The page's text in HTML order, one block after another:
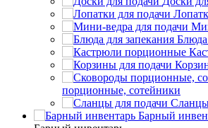
Блюда
порционные, сотейники
Барный